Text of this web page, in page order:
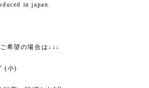
in japan.
希望の場合は↓↓↓
(小)